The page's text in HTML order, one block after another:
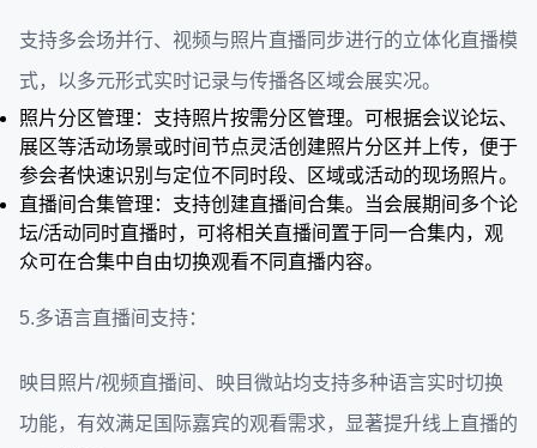
支持多会场并行、视频与照片直播同步进行的立体化直播模
式，以多元形式实时记录与传播各区域会展实况。
照片分区管理：支持照片按需分区管理。可根据会议论坛、
展区等活动场景或时间节点灵活创建照片分区并上传，便于
参会者快速识别与定位不同时段、区域或活动的现场照片。
直播间合集管理：支持创建直播间合集。当会展期间多个论
坛/活动同时直播时，可将相关直播间置于同一合集内，观
众可在合集中自由切换观看不同直播内容。
5.多语言直播间支持：
映目照片/视频直播间、映目微站均支持多种语言实时切换
功能，有效满足国际嘉宾的观看需求，显著提升线上直播的